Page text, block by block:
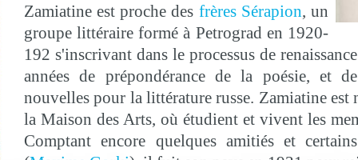
Zamiatine est proche des frères Sérapion, un
groupe littéraire formé à Petrograd en 1920-
192 s'inscrivant dans le processus de
années de prépondérance de la poésie, et
nouvelles pour la littérature russe. Zamiatine est
la Maison des Arts, où étudient et vivent les
Comptant encore quelques amitiés et